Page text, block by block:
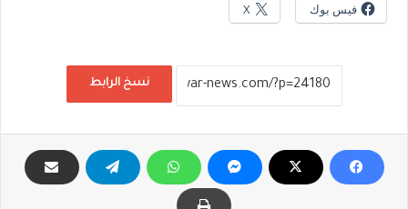
فيس بوك X
نسخ الرابط